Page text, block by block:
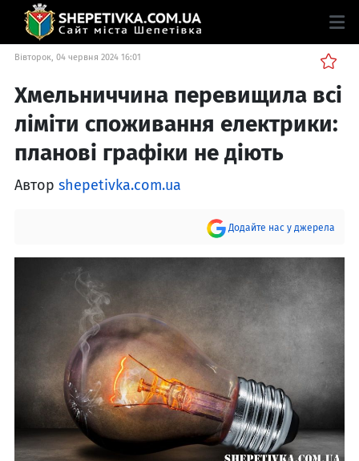
Вівторок, 04 червня 2024 16:01
Хмельниччина перевищила всі
ліміти споживання електрики:
планові графіки не діють
Автор shepetivka.com.ua
Додайте нас у джерела